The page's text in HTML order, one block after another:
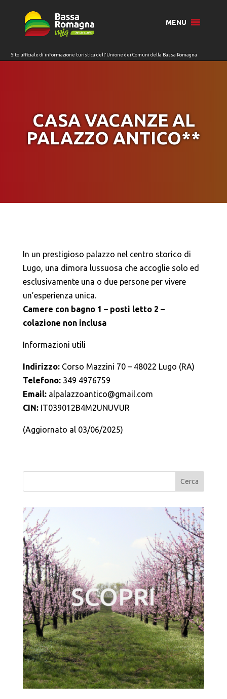
MENU
CASA VACANZE AL
PALAZZO ANTICO**
In un prestigioso palazzo nel centro storico di
Lugo, una dimora lussuosa che accoglie solo ed
esclusivamente una o due persone per vivere
un’esperienza unica.
Camere con bagno 1 – posti letto 2 –
colazione non inclusa
Informazioni utili
Indirizzo: Corso Mazzini 70 – 48022 Lugo (RA)
Telefono: 349 4976759
Email: alpalazzoantico@gmail.com
CIN:IT039012B4M2UNUVUR
(Aggiornato al 03/06/2025)